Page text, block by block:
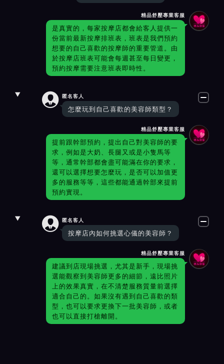
精品舒壓專業客服
是真實的，每家按摩店都會給客人提供一
份當前最新按摩排班表，班表是我們預約
想要的自己喜歡的按摩師的重要管道。由
於按摩店班表可能會每週甚至每日變更，
預約按摩需要注意班表即時性。
 匿名客人
怎麼玩到自己喜歡的美容師類型？
精品舒壓專業客服
提前跟幹部預約，提出自己對美容師的要
求，例如是大奶、長腿又或是小隻馬等
等，通常幹部都會盡可能滿在你的要求，
還可以選擇想要怎麼玩，是否可以加值更
多的服務等等，這些都能通過幹部來提前
預約實現。
 匿名客人
按摩店內如何挑選心儀的美容師？
精品舒壓專業客服
建議到店現場挑選，尤其是新手，現場挑
選能觀察到美容師更多的細節，遠比照片
上的效果真實，在不清楚服務質量前選擇
適合自己的。如果沒有遇到自己喜歡的類
型，也可以要求更換下一批美容師，或者
也可以直接打槍離開。